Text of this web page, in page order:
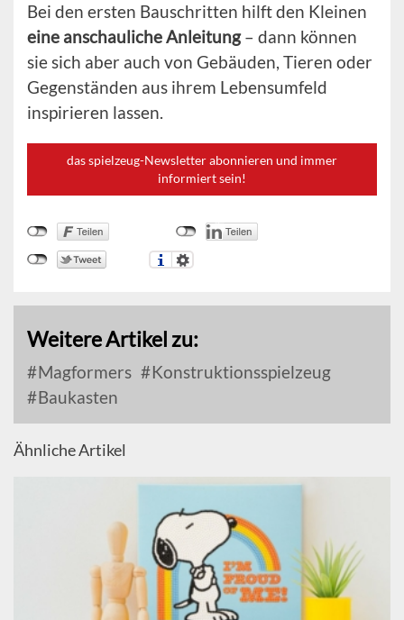
Bei den ersten Bauschritten hilft den Kleinen
eine anschauliche Anleitung– dann können
sie sich aber auch von Gebäuden, Tieren oder
Gegenständen aus ihrem Lebensumfeld
inspirieren lassen.
das spielzeug-Newsletter abonnieren und immer
informiert sein!
Weitere Artikel zu:
Magformers
Konstruktionsspielzeug
Baukasten
Ähnliche Artikel